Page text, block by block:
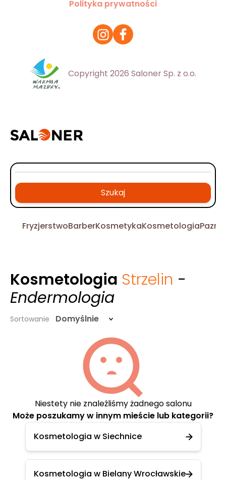
Polityka prywatności
Copyright 2026 Saloner Sp. z o.o.
Szukaj
FryzjerstwoBarberKosmetykaKosmetologia
Kosmetologia Strzelin -
Endermologia
Sortowanie Domyślnie
Niestety nie znaleźliśmy żadnego salonu
Może poszukamy w innym mieście lub kategorii?
Kosmetologia w Siechnice
Kosmetologia w Bielany Wrocławskie